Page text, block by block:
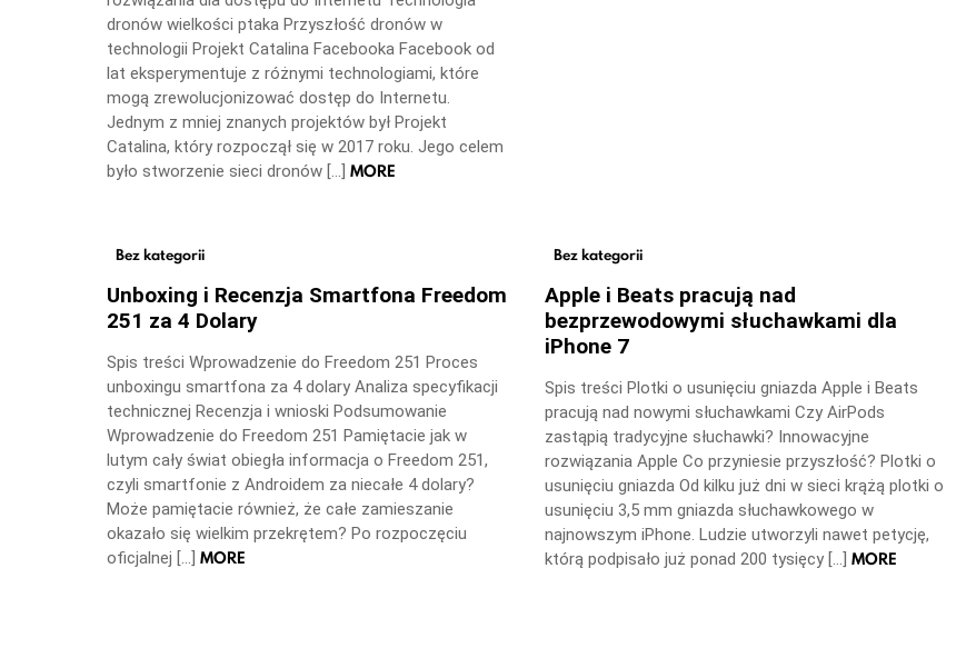
dronów wielkości ptaka Przyszłość dronów w
technologii Projekt Catalina Facebooka Facebook od
lat eksperymentuje z różnymi technologiami, które
mogą zrewolucjonizować dostęp do Internetu.
Jednym z mniej znanych projektów był Projekt
Catalina, który rozpoczął się w 2017 roku. Jego celem
było stworzenie sieci dronów […] MORE
Bez kategorii
Unboxing i Recenzja Smartfona Freedom
251 za 4 Dolary
Spis treści Wprowadzenie do Freedom 251 Proces
unboxingu smartfona za 4 dolary Analiza specyfikacji
technicznej Recenzja i wnioski Podsumowanie
Wprowadzenie do Freedom 251 Pamiętacie jak w
lutym cały świat obiegła informacja o Freedom 251,
czyli smartfonie z Androidem za niecałe 4 dolary?
Może pamiętacie również, że całe zamieszanie
okazało się wielkim przekrętem? Po rozpoczęciu
oficjalnej […] MORE
Bez kategorii
Apple i Beats pracują nad
bezprzewodowymi słuchawkami dla
iPhone 7
Spis treści Plotki o usunięciu gniazda Apple i Beats
pracują nad nowymi słuchawkami Czy AirPods
zastąpią tradycyjne słuchawki? Innowacyjne
rozwiązania Apple Co przyniesie przyszłość? Plotki o
usunięciu gniazda Od kilku już dni w sieci krążą plotki o
usunięciu 3,5 mm gniazda słuchawkowego w
najnowszym iPhone. Ludzie utworzyli nawet petycję,
którą podpisało już ponad 200 tysięcy […] MORE